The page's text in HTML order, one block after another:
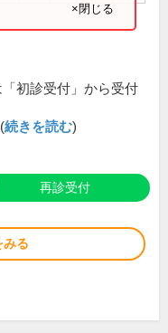
×閉じる
初診受付」から受付
続きを読む)
再診受付
みる